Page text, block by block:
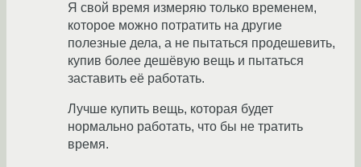
Я свой время измеряю только временем,
которое можно потратить на другие
полезные дела, а не пытаться продешевить,
купив более дешёвую вещь и пытаться
заставить её работать.
Лучше купить вещь, которая будет
нормально работать, что бы не тратить
время.